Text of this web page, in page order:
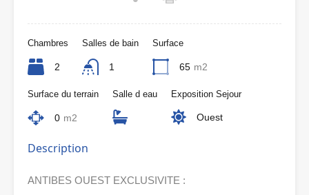
Chambres
2
Salles de bain
1
Surface
65 m2
Surface du terrain
0 m2
Salle d eau Exposition Sejour
Ouest
Description
ANTIBES OUEST EXCLUSIVITE :